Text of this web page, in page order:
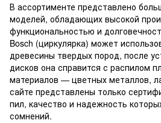
В ассортименте представлено
моделей, обладающих высокой
функциональностью и
Bosch (циркулярка) может
древесины твердых пород, после
дисков она справится с распилом
материалов — цветных металлов,
сайте представлены только
пил, качество и надежность
сомнений.